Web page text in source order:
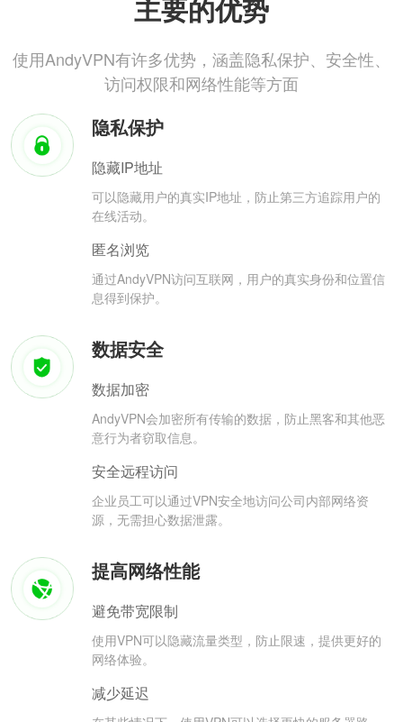
主要的优势
使用AndyVPN有许多优势，涵盖隐私保护、安全性、
访问权限和网络性能等方面
隐私保护
隐藏IP地址
可以隐藏用户的真实IP地址，防止第三方追踪用户的
在线活动。
匿名浏览
通过AndyVPN访问互联网，用户的真实身份和位置信
息得到保护。
数据安全
数据加密
AndyVPN会加密所有传输的数据，防止黑客和其他恶
意行为者窃取信息。
安全远程访问
企业员工可以通过VPN安全地访问公司内部网络资
源，无需担心数据泄露。
提高网络性能
避免带宽限制
使用VPN可以隐藏流量类型，防止限速，提供更好的
网络体验。
减少延迟